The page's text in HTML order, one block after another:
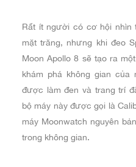
Rất ít người có cơ hội nhìn
mặt trăng, nhưng khi đeo
Moon Apollo 8 sẽ tạo ra
khám phá không gian của
được làm đen và trang trí
bộ máy này được gọi là
máy Moonwatch nguyên
trong không gian.